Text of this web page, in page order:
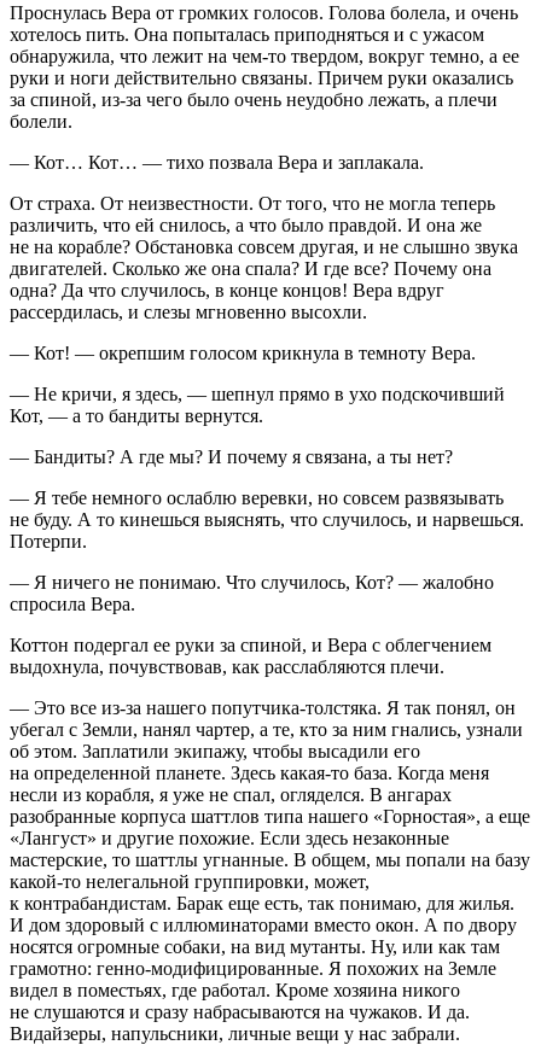
Проснулась Вера от громких голосов. Голова болела, и очень
хотелось пить. Она попыталась приподняться и с ужасом
обнаружила, что лежит на чем-то твердом, вокруг темно, а ее
руки и ноги действительно связаны. Причем руки оказались
за спиной, из-за чего было очень неудобно лежать, а плечи
болели.
— Кот… Кот… — тихо позвала Вера и заплакала.
От страха. От неизвестности. От того, что не могла теперь
различить, что ей снилось, а что было правдой. И она же
не на корабле? Обстановка совсем другая, и не слышно звука
двигателей. Сколько же она спала? И где все? Почему она
одна? Да что случилось, в конце концов! Вера вдруг
рассердилась, и слезы мгновенно высохли.
— Кот! — окрепшим голосом крикнула в темноту Вера.
— Не кричи, я здесь, — шепнул прямо в ухо подскочивший
Кот, — а то бандиты вернутся.
— Бандиты? А где мы? И почему я связана, а ты нет?
— Я тебе немного ослаблю веревки, но совсем развязывать
не буду. А то кинешься выяснять, что случилось, и нарвешься.
Потерпи.
— Я ничего не понимаю. Что случилось, Кот? — жалобно
спросила Вера.
Коттон подергал ее руки за спиной, и Вера с облегчением
выдохнула, почувствовав, как расслабляются плечи.
— Это все из-за нашего попутчика-толстяка. Я так понял, он
убегал с Земли, нанял чартер, а те, кто за ним гнались, узнали
об этом. Заплатили экипажу, чтобы высадили его
на определенной планете. Здесь какая-то база. Когда меня
несли из корабля, я уже не спал, огляделся. В ангарах
разобранные корпуса шаттлов типа нашего «Горностая», а еще
«Лангуст» и другие похожие. Если здесь незаконные
мастерские, то шаттлы угнанные. В общем, мы попали на базу
какой-то нелегальной группировки, может,
к контрабандистам. Барак еще есть, так понимаю, для жилья.
И дом здоровый с иллюминаторами вместо окон. А по двору
носятся огромные собаки, на вид мутанты. Ну, или как там
грамотно: генно-модифицированные. Я похожих на Земле
видел в поместьях, где работал. Кроме хозяина никого
не слушаются и сразу набрасываются на чужаков. И да.
Видайзеры, напульсники, личные вещи у нас забрали.